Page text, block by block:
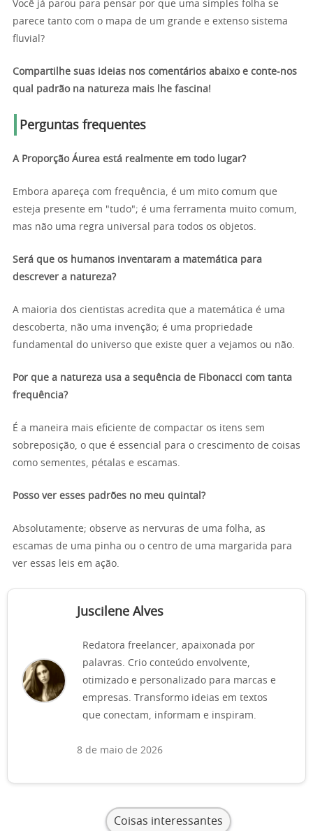
Você já parou para pensar por que uma simples folha se
parece tanto com o mapa de um grande e extenso sistema
fluvial?
Compartilhe suas ideias nos comentários abaixo e conte-nos
qual padrão na natureza mais lhe fascina!
Perguntas frequentes
A Proporção Áurea está realmente em todo lugar?
Embora apareça com frequência, é um mito comum que
esteja presente em "tudo"; é uma ferramenta muito comum,
mas não uma regra universal para todos os objetos.
Será que os humanos inventaram a matemática para
descrever a natureza?
A maioria dos cientistas acredita que a matemática é uma
descoberta, não uma invenção; é uma propriedade
fundamental do universo que existe quer a vejamos ou não.
Por que a natureza usa a sequência de Fibonacci com tanta
frequência?
É a maneira mais eficiente de compactar os itens sem
sobreposição, o que é essencial para o crescimento de coisas
como sementes, pétalas e escamas.
Posso ver esses padrões no meu quintal?
Absolutamente; observe as nervuras de uma folha, as
escamas de uma pinha ou o centro de uma margarida para
ver essas leis em ação.
Juscilene Alves
Redatora freelancer, apaixonada por
palavras. Crio conteúdo envolvente,
otimizado e personalizado para marcas e
empresas. Transformo ideias em textos
que conectam, informam e inspiram.
8 de maio de 2026
Coisas interessantes